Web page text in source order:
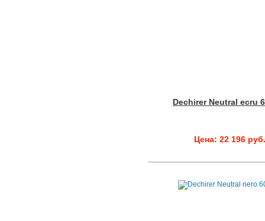
Dechirer Neutral ecru
Цена: 22 196 руб.